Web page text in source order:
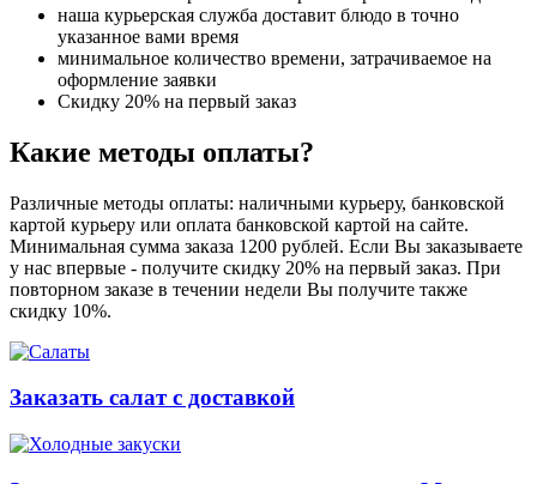
наша курьерская служба доставит блюдо в точно
указанное вами время
минимальное количество времени, затрачиваемое на
оформление заявки
Скидку 20% на первый заказ
Какие методы оплаты?
Различные методы оплаты: наличными курьеру, банковской
картой курьеру или оплата банковской картой на сайте.
Минимальная сумма заказа 1200 рублей. Если Вы заказываете
у нас впервые - получите скидку 20% на первый заказ. При
повторном заказе в течении недели Вы получите также
скидку 10%.
Заказать салат с доставкой